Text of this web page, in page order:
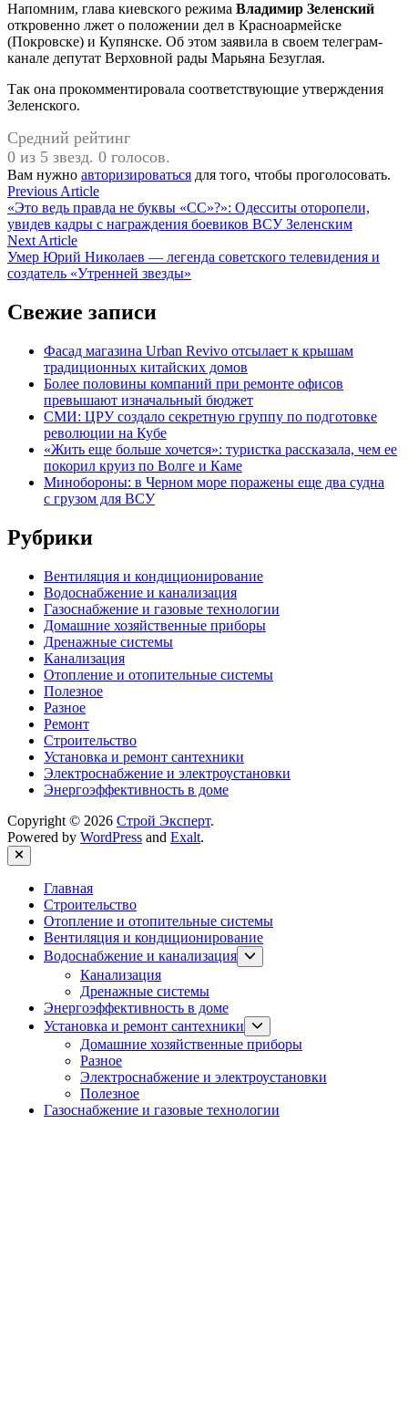
Напомним, глава киевского режима Владимир Зеленский
откровенно лжет о положении дел в Красноармейске
(Покровске) и Купянске. Об этом заявила в своем телеграм-
канале депутат Верховной рады Марьяна Безуглая.
Так она прокомментировала соответствующие утверждения
Зеленского.
Средний рейтинг
0 из 5 звезд. 0 голосов.
Вам нужно авторизироваться для того, чтобы проголосовать.
Навигация
по
записям
Previous ArticlePrevious
article:
«Это ведь правда не буквы «СС»?»: Одесситы оторопели,
увидев кадры с награждения боевиков ВСУ Зеленским
Next ArticleNext
article:
Умер Юрий Николаев — легенда советского телевидения и
создатель «Утренней звезды»
Свежие записи
Фасад магазина Urban Revivo отсылает к крышам
традиционных китайских домов
Более половины компаний при ремонте офисов
превышают изначальный бюджет
СМИ: ЦРУ создало секретную группу по подготовке
революции на Кубе
«Жить еще больше хочется»: туристка рассказала, чем ее
покорил круиз по Волге и Каме
Минобороны: в Черном море поражены еще два судна
с грузом для ВСУ
Рубрики
Вентиляция и кондиционирование
Водоснабжение и канализация
Газоснабжение и газовые технологии
Домашние хозяйственные приборы
Дренажные системы
Канализация
Отопление и отопительные системы
Полезное
Разное
Ремонт
Строительство
Установка и ремонт сантехники
Электроснабжение и электроустановки
Энергоэффективность в доме
Copyright © 2026 Строй Эксперт.
Powered by WordPress and Exalt.
Close
Главная
Строительство
Отопление и отопительные системы
Вентиляция и кондиционирование
Водоснабжение и канализация
Show
sub
Канализация
Дренажные системы
Энергоэффективность в доме
Установка и ремонт сантехники
sub
menu
Домашние хозяйственные приборы
Разное
Электроснабжение и электроустановки
Полезное
Газоснабжение и газовые технологии